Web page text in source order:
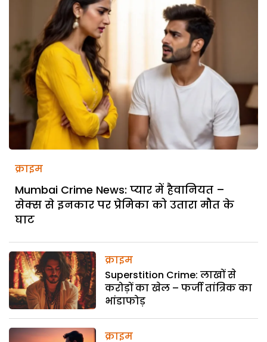
क्राइम
Mumbai Crime News: प्यार में हैवानियत –
सेक्स से इनकार पर प्रेमिका को उतारा मौत के
घाट
क्राइम
Superstition Crime: लाखों से
करोड़ों का खेल – फर्जी तांत्रिक का
भांडाफोड़
क्राइम